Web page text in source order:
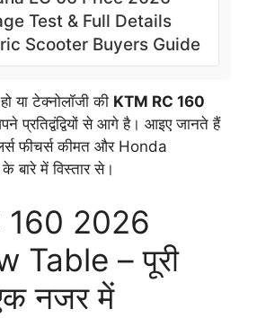
Test & Full Details
Scooter Buyers Guide
या टेक्नोलॉजी की KTM RC 160
प्रतिद्वंद्वियों से आगे है। आइए जानते हैं
फीचर्स कीमत और Honda
बारे में विस्तार से।
160 2026
Table – पूरी
नजर में